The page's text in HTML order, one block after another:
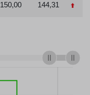
150,00 144,31